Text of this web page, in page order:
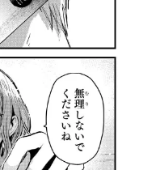
実写化映画一覧
夏アニメ
冬アニメ